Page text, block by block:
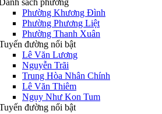
sách phường
Phường Khương Đình
Phường Phương Liệt
Phường Thanh Xuân
đường nổi bật
Lê Văn Lương
Nguyễn Trãi
Trung Hòa Nhân Chính
Lê Văn Thiêm
Ngụy Như Kon Tum
đường nổi bật